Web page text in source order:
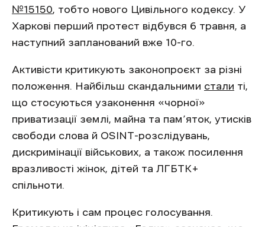
№15150, тобто нового Цивільного кодексу. У
Харкові перший протест відбувся 6 травня, а
наступний запланований вже 10-го.
Активісти критикують законопроєкт за різні
положення. Найбільш скандальними стали ті,
що стосуються узаконення «чорної»
приватизації землі, майна та пам’яток, утисків
свободи слова й OSINT-розслідувань,
дискримінації військових, а також посилення
вразливості жінок, дітей та ЛГБТК+
спільноти.
Критикують і сам процес голосування.